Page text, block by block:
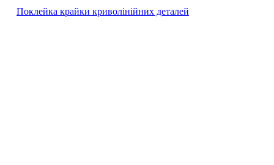
Поклейка крайки криволінійних деталей